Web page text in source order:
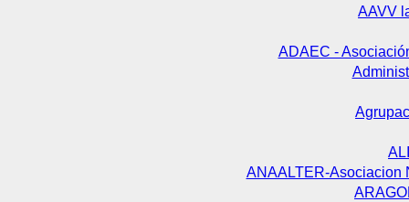
AAVV
ADAEC -
ANAALTER-Asociacion